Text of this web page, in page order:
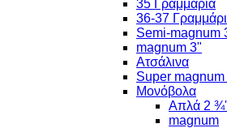
35 Γραμμάρια
36-37
Semi-magnum
magnum 3"
Ατσάλινα
Super
Μονόβολα
Απλά 2
magnum